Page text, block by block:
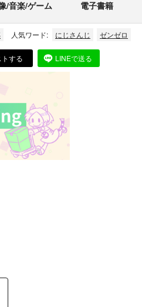
/音楽/ゲーム 電子書籍
人気ワード: にじさんじ ゼンゼロ
トする LINEで送る